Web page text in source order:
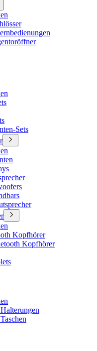
Sets
Kopfhörer
Kopfhörer